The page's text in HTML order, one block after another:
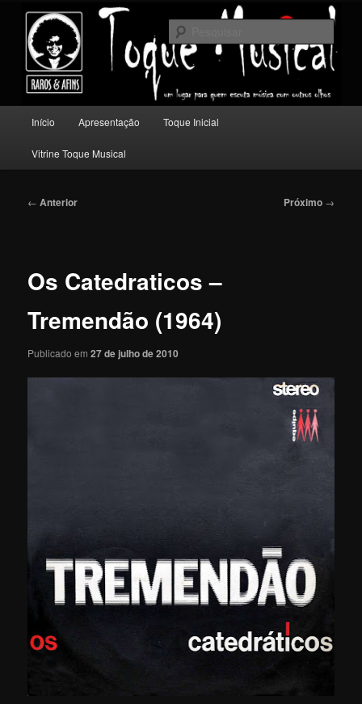
conteúdo
principalToque Musical
Um lugar para quem escuta música com outros olhos.
principal
Início Apresentação Toque Inicial
Vitrine Toque Musical
Navegação
← Anterior Próximo →
Os Catedraticos –
Tremendão (1964)
Publicado em27 de julho de 2010